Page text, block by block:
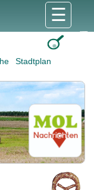
Stadtplan
☰